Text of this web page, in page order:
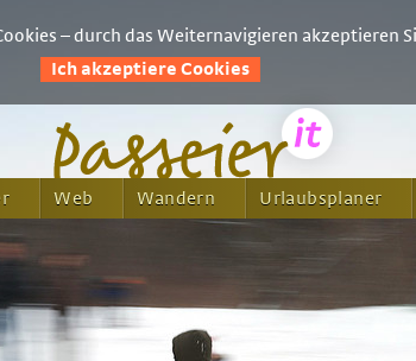
Web Wandern Urlaubsplaner
– durch das Weiternavigieren akzeptieren
Ich akzeptiere Cookies